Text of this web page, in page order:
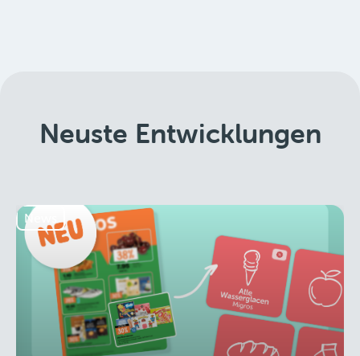
Neuste Entwicklungen
News